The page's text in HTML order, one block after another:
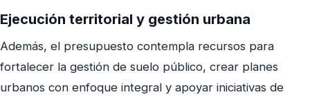
Ejecución territorial y gestión urbana
Además, el presupuesto contempla recursos para
fortalecer la gestión de suelo público, crear planes
urbanos con enfoque integral y apoyar iniciativas de